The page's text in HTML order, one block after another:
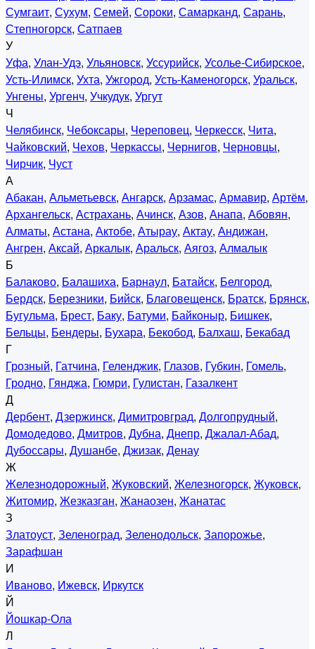
Сумгаит, Сухум, Семей, Сороки, Самарканд, Сарань,
Степногорск, Сатпаев
У
Уфа, Улан-Удэ, Ульяновск, Уссурийск, Усолье-Сибирское,
Усть-Илимск, Ухта, Ужгород, Усть-Каменогорск, Уральск,
Унгены, Ургенч, Учкудук, Ургут
Ч
Челябинск, Чебоксары, Череповец, Черкесск, Чита,
Чайковский, Чехов, Черкассы, Чернигов, Черновцы,
Чирчик, Чуст
А
Абакан, Альметьевск, Ангарск, Арзамас, Армавир, Артём,
Архангельск, Астрахань, Ачинск, Азов, Анапа, Абовян,
Алматы, Астана, Актобе, Атырау, Актау, Андижан,
Ангрен, Аксай, Аркалык, Аральск, Аягоз, Алмалык
Б
Балаково, Балашиха, Барнаул, Батайск, Белгород,
Бердск, Березники, Бийск, Благовещенск, Братск, Брянск,
Бугульма, Брест, Баку, Батуми, Байконыр, Бишкек,
Бельцы, Бендеры, Бухара, Бекобод, Балхаш, Бекабад
Г
Грозный, Гатчина, Геленджик, Глазов, Губкин, Гомель,
Гродно, Гянджа, Гюмри, Гулистан, Газалкент
Д
Дербент, Дзержинск, Димитровград, Долгопрудный,
Домодедово, Дмитров, Дубна, Днепр, Джалал-Абад,
Дубоссары, Душанбе, Джизак, Денау
Ж
Железнодорожный, Жуковский, Железногорск, Жуковск,
Житомир, Жезказган, Жанаозен, Жанатас
З
Златоуст, Зеленоград, Зеленодольск, Запорожье,
Зарафшан
И
Иваново, Ижевск, Иркутск
Й
Йошкар-Ола
Л